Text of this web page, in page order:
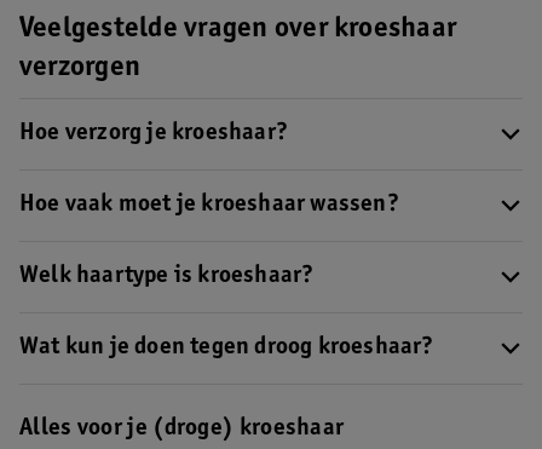
Veelgestelde vragen over kroeshaar
verzorgen
Hoe verzorg je kroeshaar?
extra hydratatie te zorgen en geen föhn of stylingtool te
kroeshaar
Hoe vaak moet je kroeshaar wassen?
met een sulfaatvrije shampoo.Lees hier meer over het wassen
Welk haartype is kroeshaar?
Wat kun je doen tegen droog kroeshaar?
leave-in conditioner en haarolie voor hydratatie en om het vocht
Alles voor je (droge) kroeshaar